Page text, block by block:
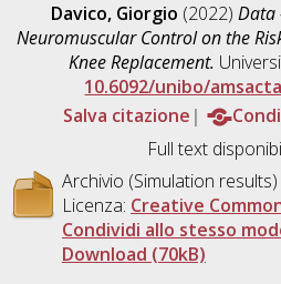
Davico, Giorgio (2022) Data
Neuromuscular Control on the
Knee Replacement.
10.6092/unibo/
Salva citazione
Full text
Archivio (Simulation results)
Licenza: Creative
Condividi allo stesso
Download (70kB)